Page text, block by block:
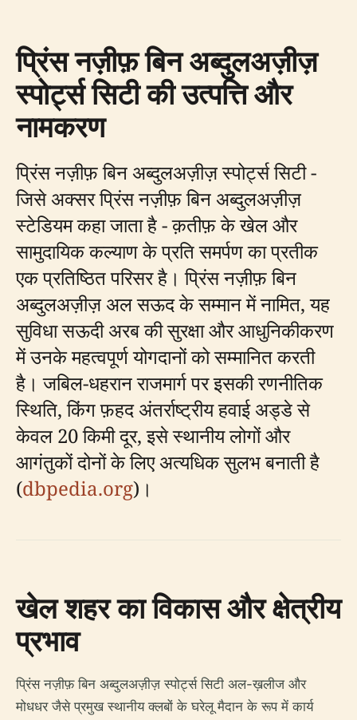
प्रिंस नज़ीफ़ बिन अब्दुलअज़ीज़
स्पोर्ट्स सिटी की उत्पत्ति और
नामकरण
प्रिंस नज़ीफ़ बिन अब्दुलअज़ीज़ स्पोर्ट्स सिटी -
जिसे अक्सर प्रिंस नज़ीफ़ बिन अब्दुलअज़ीज़
स्टेडियम कहा जाता है - क़तीफ़ के खेल और
सामुदायिक कल्याण के प्रति समर्पण का प्रतीक
एक प्रतिष्ठित परिसर है। प्रिंस नज़ीफ़ बिन
अब्दुलअज़ीज़ अल सऊद के सम्मान में नामित, यह
सुविधा सऊदी अरब की सुरक्षा और आधुनिकीकरण
में उनके महत्वपूर्ण योगदानों को सम्मानित करती
है। जबिल-धहरान राजमार्ग पर इसकी रणनीतिक
स्थिति, किंग फ़हद अंतर्राष्ट्रीय हवाई अड्डे से
केवल 20 किमी दूर, इसे स्थानीय लोगों और
आगंतुकों दोनों के लिए अत्यधिक सुलभ बनाती है
(dbpedia.org)।
खेल शहर का विकास और क्षेत्रीय
प्रभाव
प्रिंस नज़ीफ़ बिन अब्दुलअज़ीज़ स्पोर्ट्स सिटी अल-ख़लीज और
मोधधर जैसे प्रमुख स्थानीय क्लबों के घरेलू मैदान के रूप में कार्य